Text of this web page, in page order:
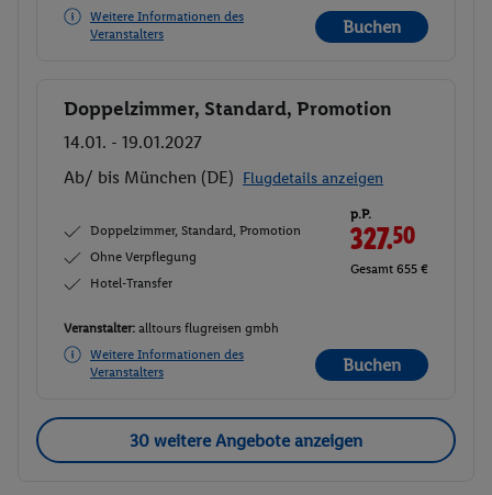
Weitere Informationen des
Veranstalters
Buchen
Buchen
Doppelzimmer, Standard, Promotion
14.01. - 19.01.2027
Ab/ bis München (DE) Flugdetails anzeigen
Doppelzimmer, Standard, Promotion
Ohne Verpflegung
Hotel-Transfer
p.P.
327.50
Gesamt 655 €
Veranstalter: alltours flugreisen gmbh
Weitere Informationen des
Veranstalters
Buchen
30 weitere Angebote anzeigen